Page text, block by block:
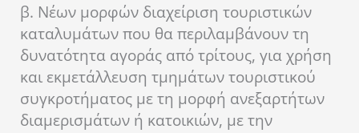
β. Νέων μορφών διαχείριση τουριστικών
καταλυμάτων που θα περιλαμβάνουν τη
δυνατότητα αγοράς από τρίτους, για χρήση
και εκμετάλλευση τμημάτων τουριστικού
συγκροτήματος με τη μορφή ανεξαρτήτων
διαμερισμάτων ή κατοικιών, με την